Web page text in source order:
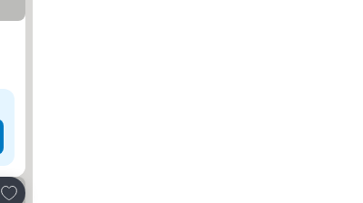
Lisää suosikkeihin